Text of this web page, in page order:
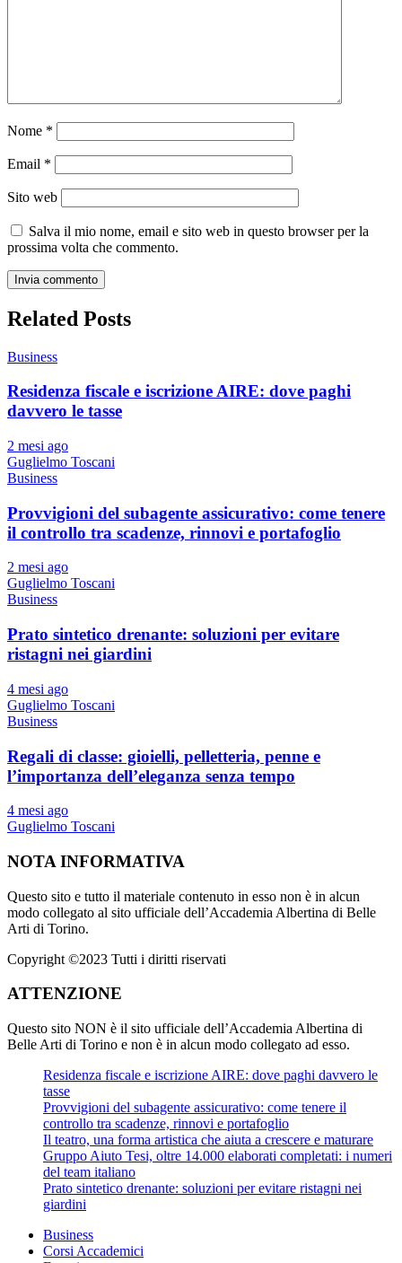
Nome *
Email *
Sito web
Salva il mio nome, email e sito web in questo browser per la
prossima volta che commento.
Related Posts
Business
Residenza fiscale e iscrizione AIRE: dove paghi
davvero le tasse
2 mesi ago
Guglielmo Toscani
Business
Provvigioni del subagente assicurativo: come tenere
il controllo tra scadenze, rinnovi e portafoglio
2 mesi ago
Guglielmo Toscani
Business
Prato sintetico drenante: soluzioni per evitare
ristagni nei giardini
4 mesi ago
Guglielmo Toscani
Business
Regali di classe: gioielli, pelletteria, penne e
l’importanza dell’eleganza senza tempo
4 mesi ago
Guglielmo Toscani
NOTA INFORMATIVA
Questo sito e tutto il materiale contenuto in esso non è in alcun
modo collegato al sito ufficiale dell’Accademia Albertina di Belle
Arti di Torino.
Copyright ©2023 Tutti i diritti riservati
ATTENZIONE
Questo sito NON è il sito ufficiale dell’Accademia Albertina di
Belle Arti di Torino e non è in alcun modo collegato ad esso.
Residenza fiscale e iscrizione AIRE: dove paghi davvero le
tasse
Provvigioni del subagente assicurativo: come tenere il
controllo tra scadenze, rinnovi e portafoglio
Il teatro, una forma artistica che aiuta a crescere e maturare
Gruppo Aiuto Tesi, oltre 14.000 elaborati completati: i numeri
del team italiano
Prato sintetico drenante: soluzioni per evitare ristagni nei
giardini
Business
Corsi Accademici